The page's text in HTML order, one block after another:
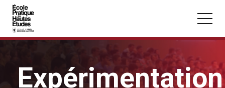
Expérimentation
Panneau de gestion des cookies